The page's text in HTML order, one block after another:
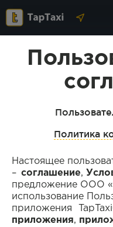
Перечень
для
Разрешение
деятельности
перевозке
пассажиров
Политика
Настоящее
– соглашение,
предложение ООО
использование
приложения
приложения,